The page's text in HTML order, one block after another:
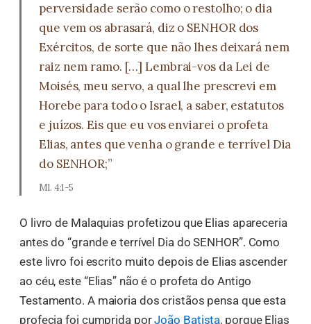
perversidade serão como o restolho; o dia
que vem os abrasará, diz o SENHOR dos
Exércitos, de sorte que não lhes deixará nem
raiz nem ramo. […] Lembrai-vos da Lei de
Moisés, meu servo, a qual lhe prescrevi em
Horebe para todo o Israel, a saber, estatutos
e juízos. Eis que eu vos enviarei o profeta
Elias, antes que venha o grande e terrível Dia
do SENHOR;”
Ml. 4:1-5
O livro de Malaquias profetizou que Elias apareceria
antes do “grande e terrível Dia do SENHOR”. Como
este livro foi escrito muito depois de Elias ascender
ao céu, este “Elias” não é o profeta do Antigo
Testamento. A maioria dos cristãos pensa que esta
profecia foi cumprida porJoão Batista, porque Elias